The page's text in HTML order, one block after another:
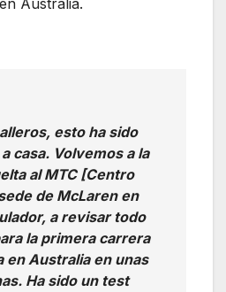
en Australia.
esto ha sido
casa. Volvemos a la
al MTC [Centro
de McLaren en
a revisar todo
la primera carrera
en Australia en unas
Ha sido un test